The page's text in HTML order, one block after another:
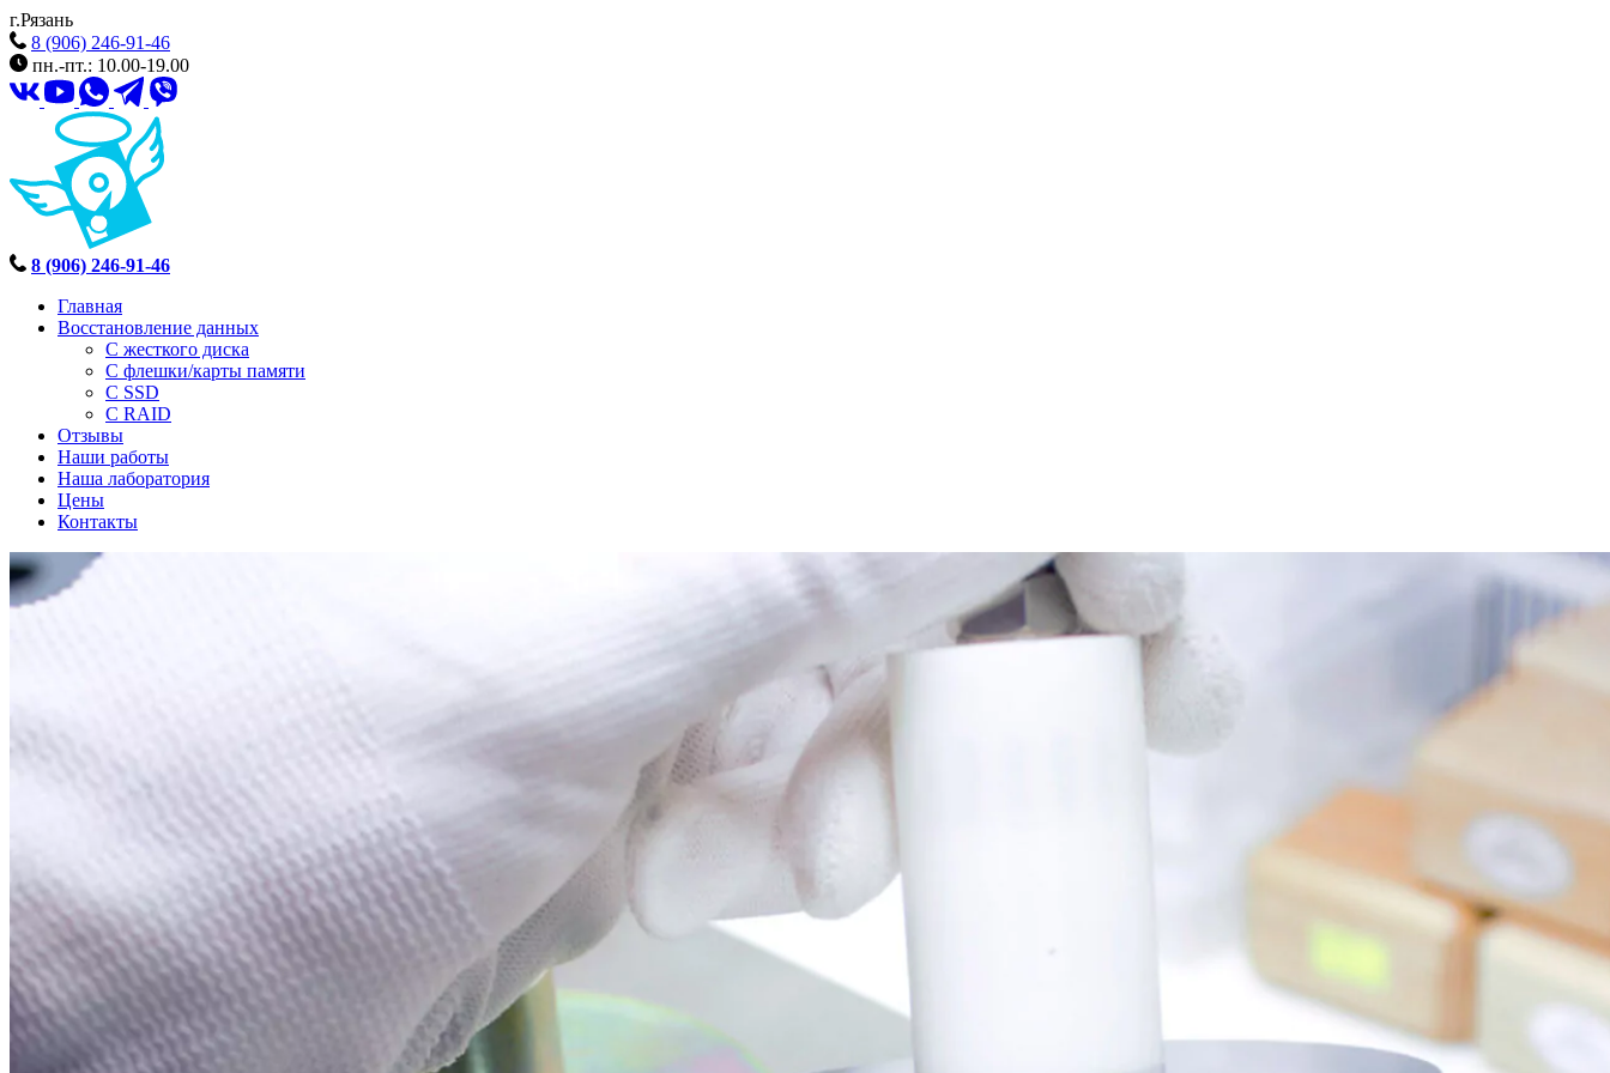
г.Рязань
8 (906) 246-91-46
пн.-пт.: 10.00-19.00
8 (906) 246-91-46
Главная
Восстановление данных
С жесткого диска
С флешки/карты памяти
С SSD
С RAID
Отзывы
Наши работы
Наша лаборатория
Цены
Контакты